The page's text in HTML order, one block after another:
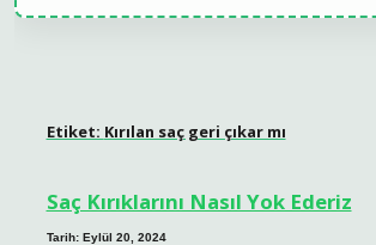
Etiket: Kırılan saç geri çıkar mı
Saç Kırıklarını Nasıl Yok Ederiz
Tarih: Eylül 20, 2024